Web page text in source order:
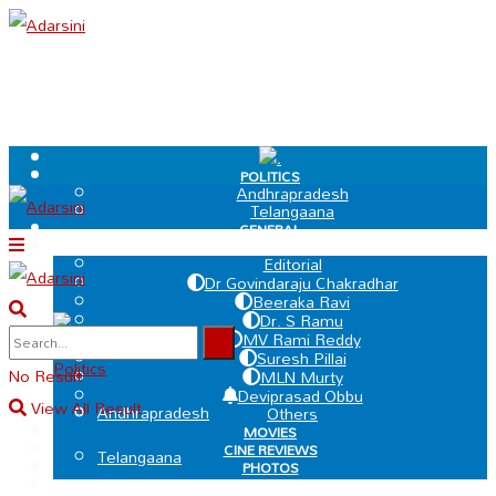
.
POLITICS
Andhrapradesh
Telangaana
GENERAL
Editorial
Dr Govindaraju Chakradhar
Beeraka Ravi
Dr. S Ramu
MV Rami Reddy
Suresh Pillai
MLN Murty
Deviprasad Obbu
Others
MOVIES
CINE REVIEWS
PHOTOS
VIDEOS
.
Politics
Andhrapradesh
Telangaana
No Result
View All Result